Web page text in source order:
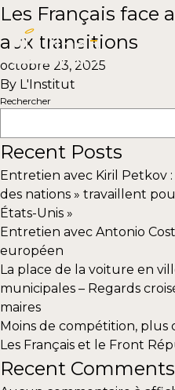
Aller au contenu
Les Français face
aux transitions
octobre 23, 2025
By L'Institut
Rechercher
Recent Posts
Entretien avec Kiril Petkov :
des nations » travaillent
États-Unis »
Entretien avec Antonio
européen
La place de la voiture en
municipales – Regards
maires
Moins de compétition, plus
Les Français et le Front
Recent Comments